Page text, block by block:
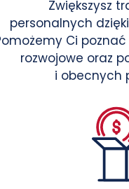
Zwiększysz
personalnych
Ci
rozwojowe oraz
i obecnych